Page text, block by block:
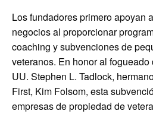
Los fundadores primero apoyan
negocios al proporcionar
coaching y subvenciones de
veteranos. En honor al
UU. Stephen L. Tadlock,
First, Kim Folsom, esta
empresas de propiedad de